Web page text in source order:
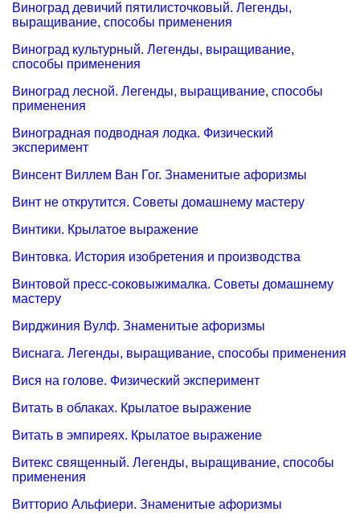
Виноград девичий пятилисточковый. Легенды,
выращивание, способы применения
Виноград культурный. Легенды, выращивание,
способы применения
Виноград лесной. Легенды, выращивание, способы
применения
Виноградная подводная лодка. Физический
эксперимент
Винсент Виллем Ван Гог. Знаменитые афоризмы
Винт не открутится. Советы домашнему мастеру
Винтики. Крылатое выражение
Винтовка. История изобретения и производства
Винтовой пресс-соковыжималка. Советы домашнему
мастеру
Вирджиния Вулф. Знаменитые афоризмы
Виснага. Легенды, выращивание, способы применения
Вися на голове. Физический эксперимент
Витать в облаках. Крылатое выражение
Витать в эмпиреях. Крылатое выражение
Витекс священный. Легенды, выращивание, способы
применения
Витторио Альфиери. Знаменитые афоризмы